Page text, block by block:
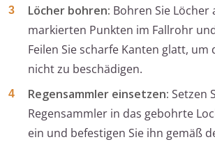
Löcher bohren: Bohren Sie Löcher
markierten Punkten im Fallrohr
Feilen Sie scharfe Kanten glatt, um
nicht zu beschädigen.
Regensammler einsetzen: Setzen
Regensammler in das gebohrte
ein und befestigen Sie ihn gemäß